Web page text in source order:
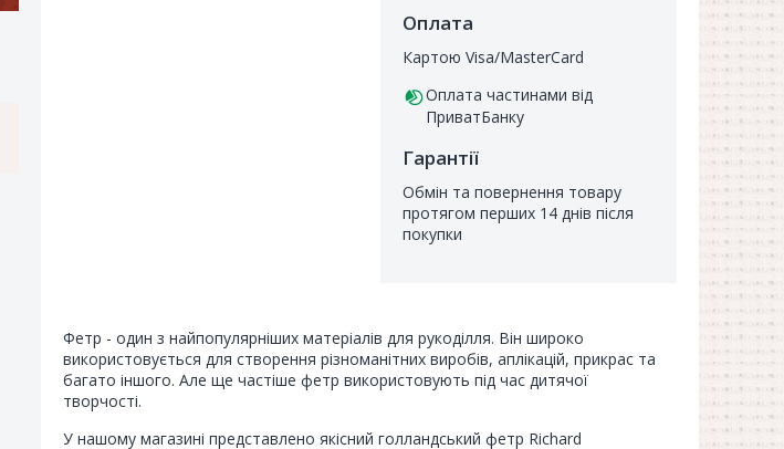
Оплата
Картою Visa/MasterCard
Оплата частинами від
ПриватБанку
Гарантії
Обмін та повернення товару
протягом перших 14 днів після
покупки
Фетр - один з найпопулярніших матеріалів для рукоділля. Він широко
використовується для створення різноманітних виробів, аплікацій, прикрас та
багато іншого. Але ще частіше фетр використовують під час дитячої
творчості.
У нашому магазині представлено якісний голландський фетр Richard